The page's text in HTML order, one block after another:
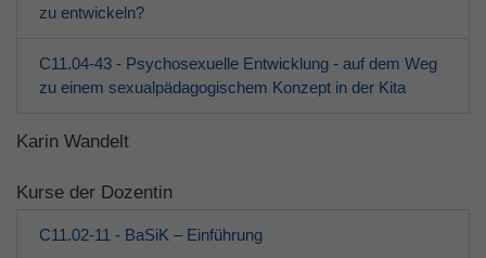
zu entwickeln?
C11.04-43 - Psychosexuelle Entwicklung - auf dem Weg
zu einem sexualpädagogischem Konzept in der Kita
Karin Wandelt
Kurse der Dozentin
C11.02-11 - BaSiK – Einführung